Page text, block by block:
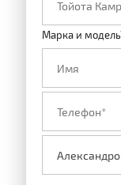
Марка и